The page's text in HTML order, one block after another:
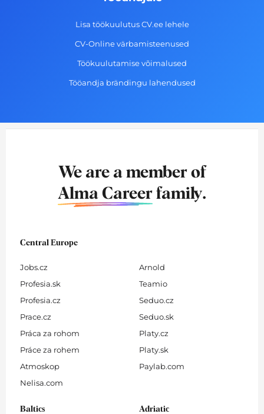
Lisa töökuulutus CV.ee lehele
CV-Online värbamisteenused
Töökuulutamise võimalused
Tööandja brändingu lahendused
We are a member of
Alma Career family.
Central Europe
Jobs.cz
Profesia.sk
Profesia.cz
Prace.cz
Práca za rohom
Práce za rohem
Atmoskop
Nelisa.com
Arnold
Teamio
Seduo.cz
Seduo.sk
Platy.cz
Platy.sk
Paylab.com
Baltics Adriatic